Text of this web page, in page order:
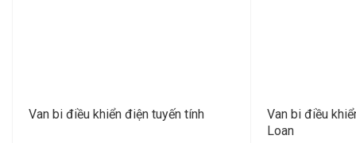
Van bi điều khiển điện tuyến tính
Van bi điều
Loan